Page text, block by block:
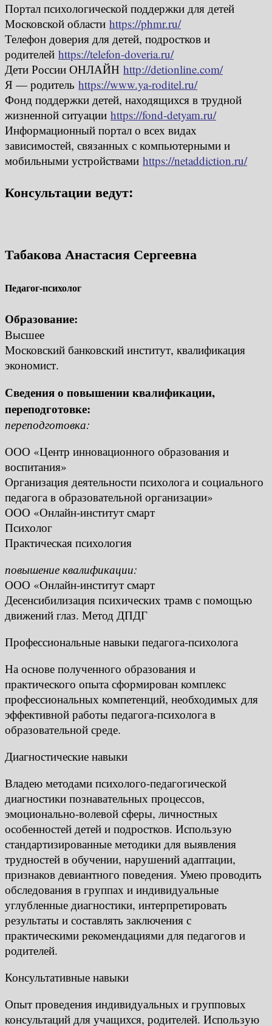
Портал психологической поддержки для детей
Московской области https://phmr.ru/
Телефон доверия для детей, подростков и
родителей https://telefon-doveria.ru/
Дети России ОНЛАЙН http://detionline.com/
Я — родитель https://www.ya-roditel.ru/
Фонд поддержки детей, находящихся в трудной
жизненной ситуации https://fond-detyam.ru/
Информационный портал о всех видах
зависимостей, связанных с компьютерными и
мобильными устройствами https://netaddiction.ru/
Консультации ведут:
Табакова Анастасия Сергеевна
Педагог-психолог
Образование:
Высшее
Московский банковский институт, квалификация
экономист.
Сведения о повышении квалификации,
переподготовке:
переподготовка:
ООО «Центр инновационного образования и
воспитания»
Организация деятельности психолога и социального
педагога в образовательной организации»
ООО «Онлайн-институт смарт
Психолог
Практическая психология
повышение квалификации:
ООО «Онлайн-институт смарт
Десенсибилизация психических трамв с помощью
движений глаз. Метод ДПДГ
Профессиональные навыки педагога-психолога
На основе полученного образования и
практического опыта сформирован комплекс
профессиональных компетенций, необходимых для
эффективной работы педагога-психолога в
образовательной среде.
Диагностические навыки
Владею методами психолого-педагогической
диагностики познавательных процессов,
эмоционально-волевой сферы, личностных
особенностей детей и подростков. Использую
стандартизированные методики для выявления
трудностей в обучении, нарушений адаптации,
признаков девиантного поведения. Умею проводить
обследования в группах и индивидуальные
углубленные диагностики, интерпретировать
результаты и составлять заключения с
практическими рекомендациями для педагогов и
родителей.
Консультативные навыки
Опыт проведения индивидуальных и групповых
консультаций для учащихся, родителей. Использую